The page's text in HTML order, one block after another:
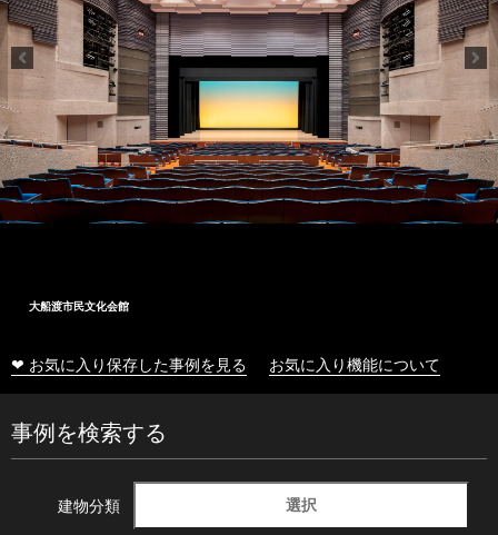
大船渡市民文化会館
❤ お気に入り保存した事例を見る お気に入り機能について
事例を検索する
建物分類 選択